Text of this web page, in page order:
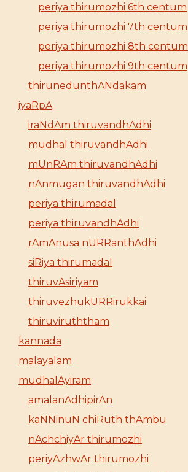
periya thirumozhi 6th centum
periya thirumozhi 7th centum
periya thirumozhi 8th centum
periya thirumozhi 9th centum
thirunedunthANdakam
iyaRpA
iraNdAm thiruvandhAdhi
mudhal thiruvandhAdhi
mUnRAm thiruvandhAdhi
nAnmugan thiruvandhAdhi
periya thirumadal
periya thiruvandhAdhi
rAmAnusa nURRanthAdhi
siRiya thirumadal
thiruvAsiriyam
thiruvezhukURRirukkai
thiruviruththam
kannada
malayalam
mudhalAyiram
amalanAdhipirAn
kaNNinuN chiRuth thAmbu
nAchchiyAr thirumozhi
periyAzhwAr thirumozhi